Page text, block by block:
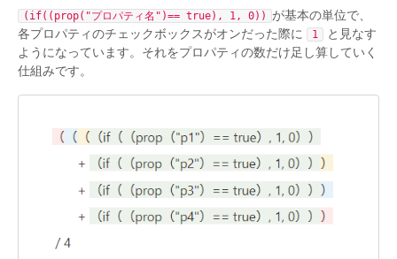
(if((prop("プロパティ名")== true), 1, 0))
が基本の単位で、
各プロパティのチェックボックスがオンだった際に
1
と見なす
ようになっています。それをプロパティの数だけ足し算していく
仕組みです。